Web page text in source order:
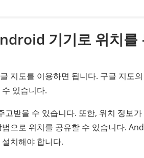
기기로 위치를
지도를 이용하면 됩니다. 구글 지도
있습니다.
받을 수 있습니다. 또한, 위치 정보가
으로 위치를 공유할 수 있습니다.
치해야 합니다.